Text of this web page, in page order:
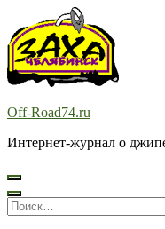
содержимому
(нажмите
Enter)
Off-Road74.ru
Интернет-журнал о
Найти: